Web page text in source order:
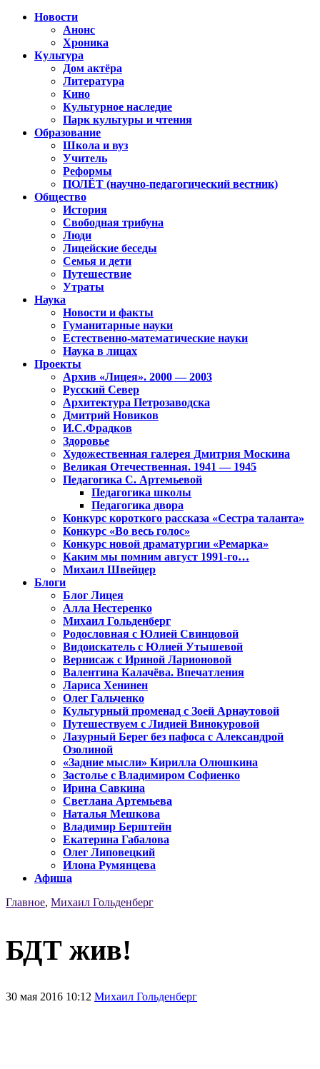
Новости
Анонс
Хроника
Культура
Дом актёра
Литература
Кино
Культурное наследие
Парк культуры и чтения
Образование
Школа и вуз
Учитель
Реформы
ПОЛЁТ (научно-педагогический вестник)
Общество
История
Свободная трибуна
Люди
Лицейские беседы
Семья и дети
Путешествие
Утраты
Наука
Новости и факты
Гуманитарные науки
Естественно-математические науки
Наука в лицах
Проекты
Архив «Лицея». 2000 — 2003
Русский Север
Архитектура Петрозаводска
Дмитрий Новиков
И.С.Фрадков
Здоровье
Художественная галерея Дмитрия Москина
Великая Отечественная. 1941 — 1945
Педагогика С. Артемьевой
Педагогика школы
Педагогика двора
Конкурс короткого рассказа «Сестра таланта»
Конкурс «Во весь голос»
Конкурс новой драматургии «Ремарка»
Каким мы помним август 1991-го…
Михаил Швейцер
Блоги
Блог Лицея
Алла Нестеренко
Михаил Гольденберг
Родословная с Юлией Свинцовой
Видоискатель с Юлией Утышевой
Вернисаж с Ириной Ларионовой
Валентина Калачёва. Впечатления
Лариса Хенинен
Олег Гальченко
Культурный променад с Зоей Арнаутовой
Путешествуем с Лидией Винокуровой
Лазурный Берег без пафоса с Александрой
Озолиной
«Задние мысли» Кирилла Олюшкина
Застолье с Владимиром Софиенко
Ирина Савкина
Светлана Артемьева
Наталья Мешкова
Владимир Берштейн
Екатерина Габалова
Олег Липовецкий
Илона Румянцева
Афиша
Главное, Михаил Гольденберг
БДТ жив!
30 мая 2016 10:12 Михаил Гольденберг